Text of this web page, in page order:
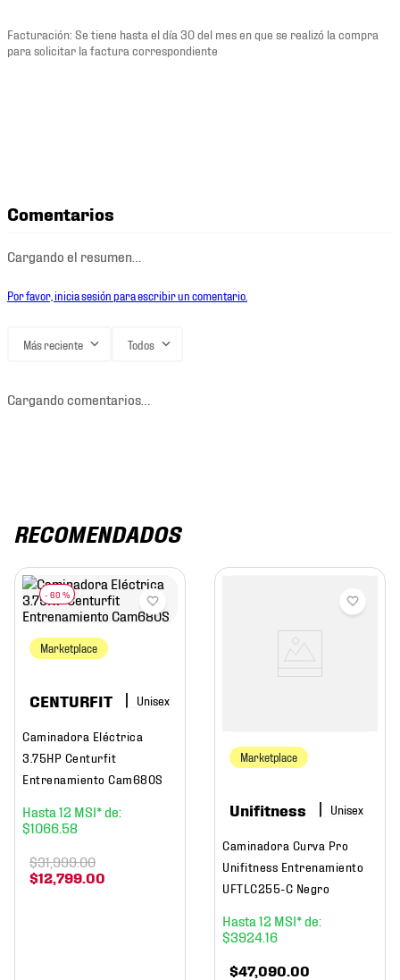
Facturación: Se tiene hasta el día 30 del mes en que se realizó la compra
para solicitar la factura correspondiente
Comentarios
Cargando el resumen…
Por favor, inicia sesión para escribir un comentario.
Más reciente Todos
Cargando comentarios…
RECOMENDADOS
- 60 %
Marketplace
CENTURFIT
Caminadora Eléctrica
3.75HP Centurfit
Entrenamiento Cam680S
12
$1066 58
$12 799 00
$31,999.00
Marketplace
Unifitness
Caminadora Curva Pro
Unifitness Entrenamiento
UFTLC255-C Negro
12
$392416
$47,090 00